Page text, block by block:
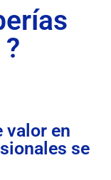
valor en
se